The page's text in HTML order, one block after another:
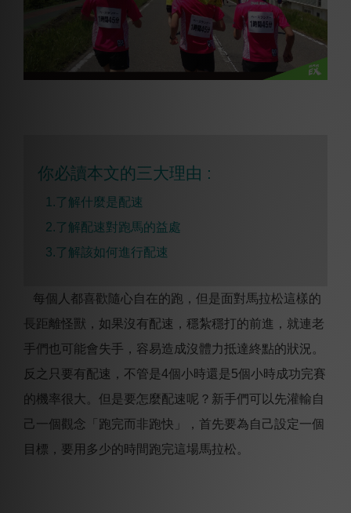
你必讀本文的三大理由 :
1.了解什麼是配速
2.了解配速對跑馬的益處
3.了解該如何進行配速
每個人都喜歡隨心自在的跑，但是面對馬拉松這樣的
長距離怪獸，如果沒有配速，穩紮穩打的前進，就連老
手們也可能會失手，容易造成沒體力抵達終點的狀況。
反之 只要有配速，不管是4個小時還是5個小時成功完賽
的機率很大。但是要怎麼配速呢？新手們可以先灌輸自
己一個觀念「跑完而非跑快」，首先要為自己設定一個
目標，要用多少的時間跑完這場馬拉松。